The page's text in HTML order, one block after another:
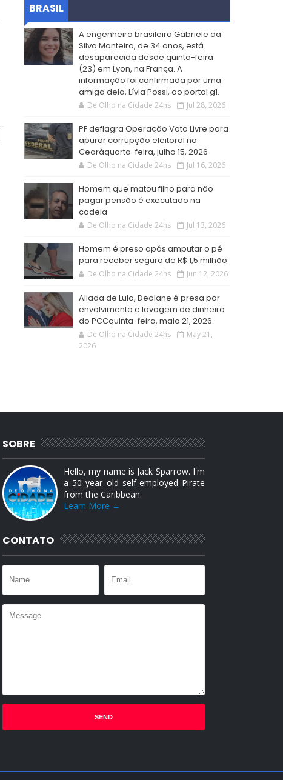
BRASIL
A engenheira brasileira Gabriele da
Silva Monteiro, de 34 anos, está
desaparecida desde quinta-feira
(23) em Lyon, na França. A
informação foi confirmada por uma
amiga dela, Lívia Possi, ao portal g1.
De Olho na Cidade 24hs Jul 28, 2026
PF deflagra Operação Voto Livre para
apurar corrupção eleitoral no
Cearáquarta-feira, julho 15, 2026
De Olho na Cidade 24hs Jul 16, 2026
Homem que matou filho para não
pagar pensão é executado na
cadeia
De Olho na Cidade 24hs Jul 13, 2026
Homem é preso após amputar o pé
para receber seguro de R$ 1,5 milhão
De Olho na Cidade 24hs Jun 12, 2026
Aliada de Lula, Deolane é presa por
envolvimento e lavagem de dinheiro
do PCCquinta-feira, maio 21, 2026.
De Olho na Cidade 24hs
May 21,
2026
SOBRE
Hello, my name is Jack Sparrow. I'm
a 50 year old self-employed Pirate
from the Caribbean.
Learn More →
CONTATO